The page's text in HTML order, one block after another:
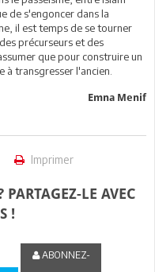
de s'engoncer dans la
il est temps de se tourner
précurseurs et des
que pour construire un
transgresser l'ancien.
Emna Menif
Imprimer
LE AVEC
!
ABONNEZ-